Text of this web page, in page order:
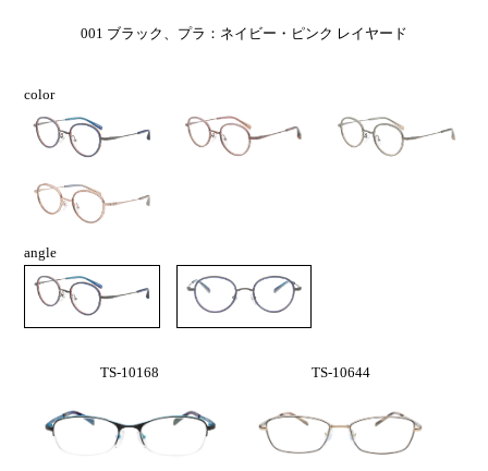
001 ブラック、プラ：ネイビー・ピンク レイヤード
color
angle
TS-10168 TS-10644